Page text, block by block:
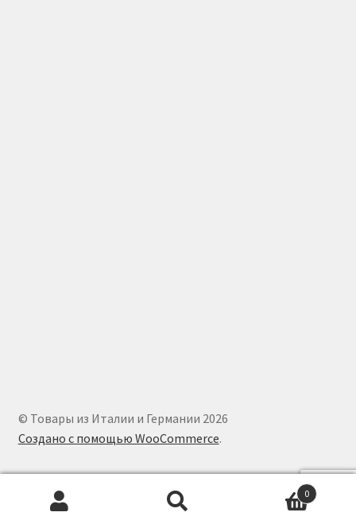
© Товары из Италии и Германии 2026
Создано с помощью WooCommerce.
0